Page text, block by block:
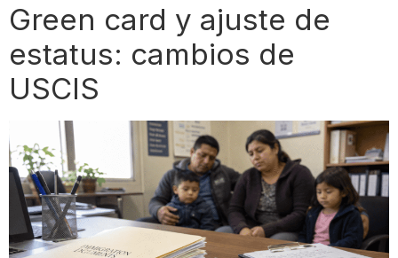
Green card y ajuste de
estatus: cambios de
USCIS